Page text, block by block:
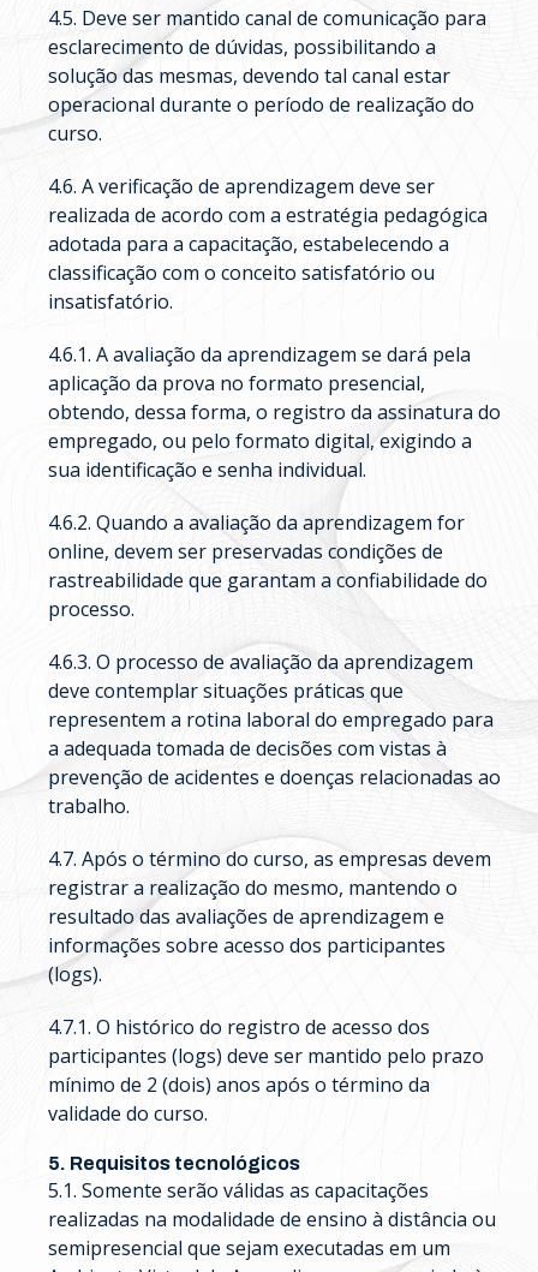
4.5. Deve ser mantido canal de comunicação para
esclarecimento de dúvidas, possibilitando a
solução das mesmas, devendo tal canal estar
operacional durante o período de realização do
curso.
4.6. A verificação de aprendizagem deve ser
realizada de acordo com a estratégia pedagógica
adotada para a capacitação, estabelecendo a
classificação com o conceito satisfatório ou
insatisfatório.
4.6.1. A avaliação da aprendizagem se dará pela
aplicação da prova no formato presencial,
obtendo, dessa forma, o registro da assinatura do
empregado, ou pelo formato digital, exigindo a
sua identificação e senha individual.
4.6.2. Quando a avaliação da aprendizagem for
online, devem ser preservadas condições de
rastreabilidade que garantam a confiabilidade do
processo.
4.6.3. O processo de avaliação da aprendizagem
deve contemplar situações práticas que
representem a rotina laboral do empregado para
a adequada tomada de decisões com vistas à
prevenção de acidentes e doenças relacionadas ao
trabalho.
4.7. Após o término do curso, as empresas devem
registrar a realização do mesmo, mantendo o
resultado das avaliações de aprendizagem e
informações sobre acesso dos participantes
(logs).
4.7.1. O histórico do registro de acesso dos
participantes (logs) deve ser mantido pelo prazo
mínimo de 2 (dois) anos após o término da
validade do curso.
5. Requisitos tecnológicos
5.1. Somente serão válidas as capacitações
realizadas na modalidade de ensino à distância ou
semipresencial que sejam executadas em um